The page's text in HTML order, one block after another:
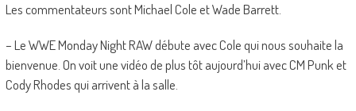
Les commentateurs sont Michael Cole et Wade Barrett.
– Le WWE Monday Night RAW débute avec Cole qui nous souhaite la
bienvenue. On voit une vidéo de plus tôt aujourd’hui avec CM Punk et
Cody Rhodes qui arrivent à la salle.